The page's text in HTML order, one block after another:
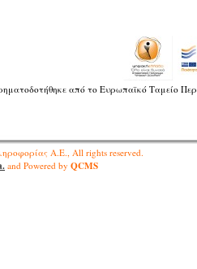
από το Ευρωπαϊκό Ταμείο
Α.Ε., All rights reserved.
and Powered by QCMS